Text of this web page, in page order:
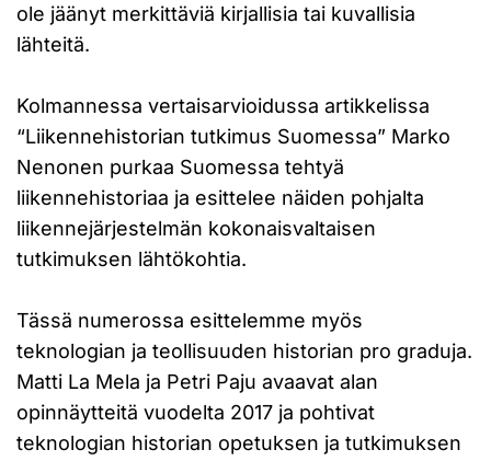
ole jäänyt merkittäviä kirjallisia tai kuvallisia
lähteitä.
Kolmannessa vertaisarvioidussa artikkelissa
“Liikennehistorian tutkimus Suomessa” Marko
Nenonen purkaa Suomessa tehtyä
liikennehistoriaa ja esittelee näiden pohjalta
liikennejärjestelmän kokonaisvaltaisen
tutkimuksen lähtökohtia.
Tässä numerossa esittelemme myös
teknologian ja teollisuuden historian pro graduja.
Matti La Mela ja Petri Paju avaavat alan
opinnäytteitä vuodelta 2017 ja pohtivat
teknologian historian opetuksen ja tutkimuksen